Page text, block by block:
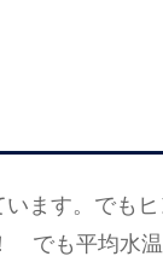
ます。でも
でも平均水